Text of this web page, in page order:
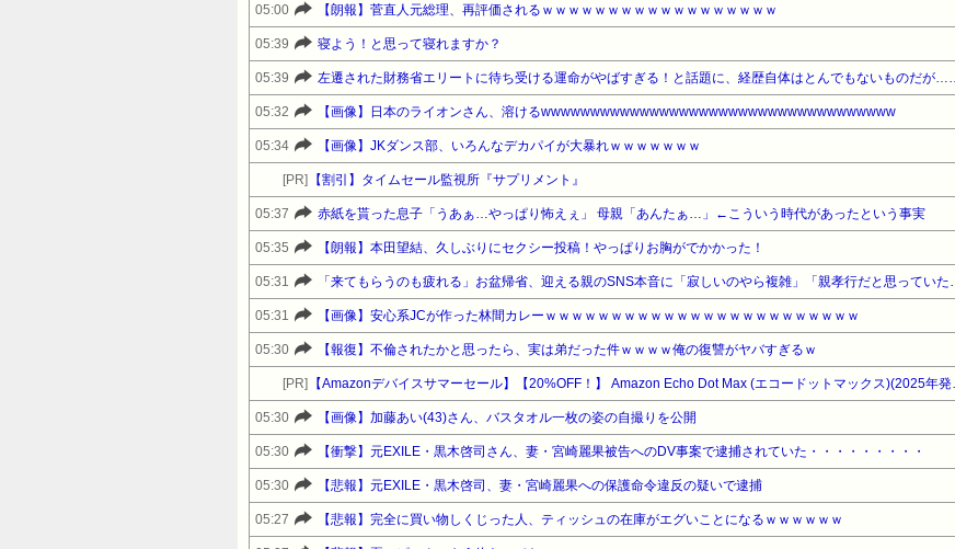
05:00 【朗報】菅直人元総理、再評価されるｗｗｗｗｗｗｗｗｗｗｗｗｗｗｗｗｗｗ
05:39 寝よう！と思って寝れますか？
05:39 左遷された財務省エリートに待ち受ける運命がやばすぎる！と話題に、経歴自体はとんでもないものだが……
05:32 【画像】日本のライオンさん、溶けるwwwwwwwwwwwwwwwwwwwwwwwwwwwwwwwwwwww
05:34 【画像】JKダンス部、いろんなデカパイが大暴れｗｗｗｗｗｗｗ
[PR] 【割引】タイムセール監視所『サプリメント』
05:37 赤紙を貰った息子「うあぁ…やっぱり怖えぇ」 母親「あんたぁ…」←こういう時代があったという事実
05:35 【朗報】本田望結、久しぶりにセクシー投稿！やっぱりお胸がでかかった！
05:31
05:31 【画像】安心系JCが作った林間カレーｗｗｗｗｗｗｗｗｗｗｗｗｗｗｗｗｗｗｗｗｗｗｗｗ
05:30 【報復】不倫されたかと思ったら、実は弟だった件ｗｗｗｗ俺の復讐がヤバすぎるｗ
[PR]
05:30 【画像】加藤あい(43)さん、バスタオル一枚の姿の自撮りを公開
05:30 【衝撃】元EXILE・黒木啓司さん、妻・宮崎麗果被告へのDV事案で逮捕されていた・・・・・・・・・
05:30 【悲報】元EXILE・黒木啓司、妻・宮崎麗果への保護命令違反の疑いで逮捕
05:27 【悲報】完全に買い物しくじった人、ティッシュの在庫がエグいことになるｗｗｗｗｗｗ